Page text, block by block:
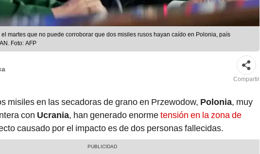
el martes que no puede corroborar que dos misiles rusos hayan caído en Polonia, país
Foto: AFP
Compartir
misiles en las secadoras de grano en Przewodow,
, muy
tensión en la zona de
causado por el impacto es de dos personas fallecidas.